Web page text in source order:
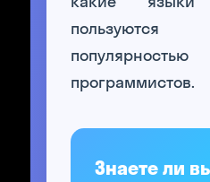
пользуются
программистов.
Знаете ли